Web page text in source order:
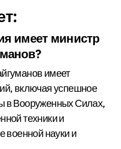
имеет министр
имеет
включая успешное
в Вооруженных Силах,
техники и
военной науки и